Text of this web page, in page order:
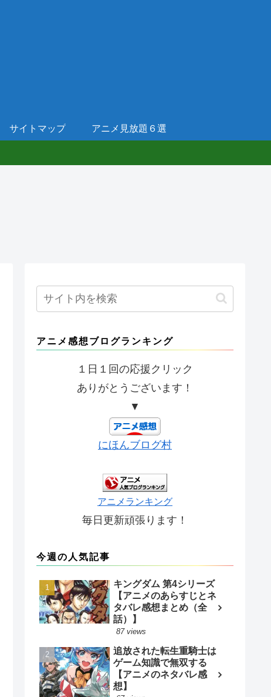
サイトマップ アニメ見放題６選
アニメ感想ブログランキング
１日１回の応援クリック
ありがとうございます！
▼
にほんブログ村
アニメランキング
毎日更新頑張ります！
今週の人気記事
キングダム 第4シリーズ
【アニメのあらすじとネ
タバレ感想まとめ（全
話）】
87 views
追放された転生重騎士は
ゲーム知識で無双する
【アニメのネタバレ感
想】